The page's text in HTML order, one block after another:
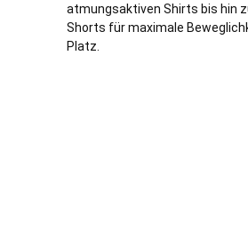
atmungsaktiven Shirts bis hin
Shorts für maximale
Platz.